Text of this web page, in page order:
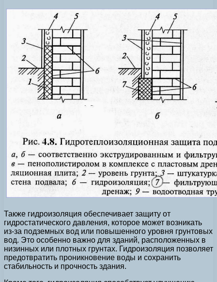
Также гидроизоляция обеспечивает защиту от
гидростатического давления, которое может возникать
из-за подземных вод или повышенного уровня грунтовых
вод. Это особенно важно для зданий, расположенных в
низинных или плотных грунтах. Гидроизоляция позволяет
предотвратить проникновение воды и сохранить
стабильность и прочность здания.